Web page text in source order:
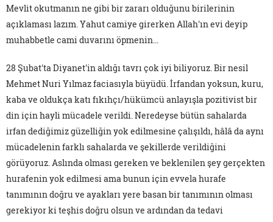
Mevlit okutmanın ne gibi bir zararı olduğunu birilerinin
açıklaması lazım. Yahut camiye girerken Allah'ın evi deyip
muhabbetle cami duvarını öpmenin…
28 Şubat'ta Diyanet'in aldığı tavrı çok iyi biliyoruz. Bir nesil
Mehmet Nuri Yılmaz faciasıyla büyüdü. İrfandan yoksun, kuru,
kaba ve oldukça katı fıkıhçı/hükümcü anlayışla pozitivist bir
din için hayli mücadele verildi. Neredeyse bütün sahalarda
irfan dediğimiz güzelliğin yok edilmesine çalışıldı, hâlâ da aynı
mücadelenin farklı sahalarda ve şekillerde verildiğini
görüyoruz. Aslında olması gereken ve beklenilen şey gerçekten
hurafenin yok edilmesi ama bunun için evvela hurafe
tanımının doğru ve ayakları yere basan bir tanımının olması
gerekiyor ki teşhis doğru olsun ve ardından da tedavi